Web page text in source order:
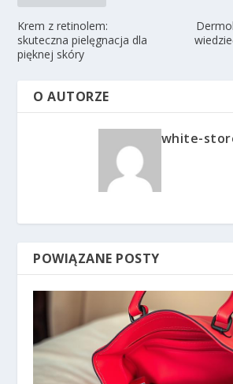
Krem z retinolem:
skuteczna pielęgnacja dla
pięknej skóry
O AUTORZE
white-
POWIĄZANE POSTY